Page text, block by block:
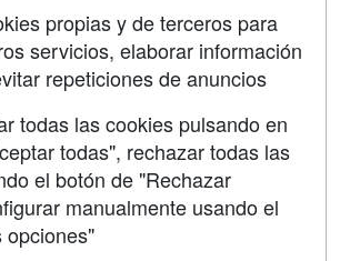
propias y de terceros para
servicios, elaborar información
repeticiones de anuncios
todas las cookies pulsando en
todas", rechazar todas las
el botón de "Rechazar
manualmente usando el
opciones"